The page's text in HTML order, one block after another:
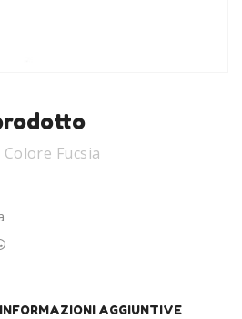
Fucsia
INFORMAZIONI AGGIUNTIVE